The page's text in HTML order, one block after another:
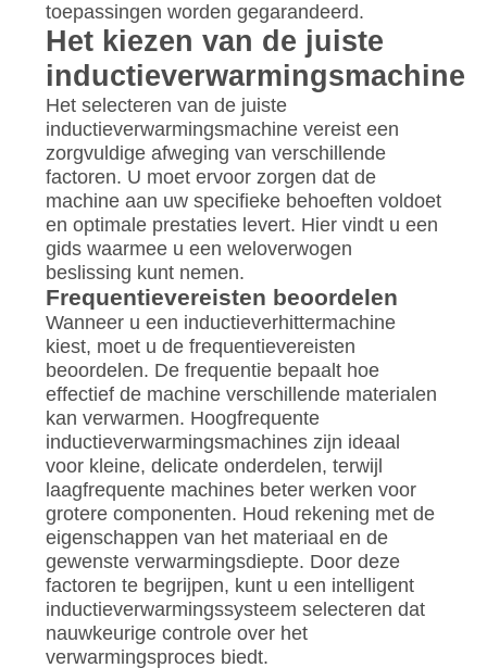
toepassingen worden gegarandeerd.
Het kiezen van de juiste
inductieverwarmingsmachine
Het selecteren van de juiste
inductieverwarmingsmachine vereist een
zorgvuldige afweging van verschillende
factoren. U moet ervoor zorgen dat de
machine aan uw specifieke behoeften voldoet
en optimale prestaties levert. Hier vindt u een
gids waarmee u een weloverwogen
beslissing kunt nemen.
Frequentievereisten beoordelen
Wanneer u een inductieverhittermachine
kiest, moet u de frequentievereisten
beoordelen. De frequentie bepaalt hoe
effectief de machine verschillende materialen
kan verwarmen. Hoogfrequente
inductieverwarmingsmachines zijn ideaal
voor kleine, delicate onderdelen, terwijl
laagfrequente machines beter werken voor
grotere componenten. Houd rekening met de
eigenschappen van het materiaal en de
gewenste verwarmingsdiepte. Door deze
factoren te begrijpen, kunt u een intelligent
inductieverwarmingssysteem selecteren dat
nauwkeurige controle over het
verwarmingsproces biedt.